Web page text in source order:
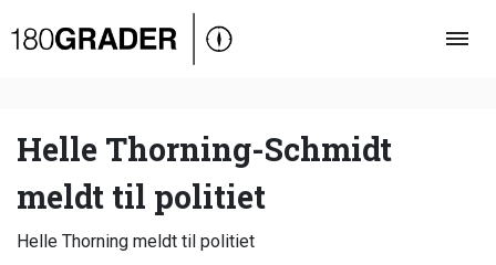
Oversigt
Debat
Video
Podcast
Helle Thorning-Schmidt
meldt til politiet
Helle Thorning meldt til politiet